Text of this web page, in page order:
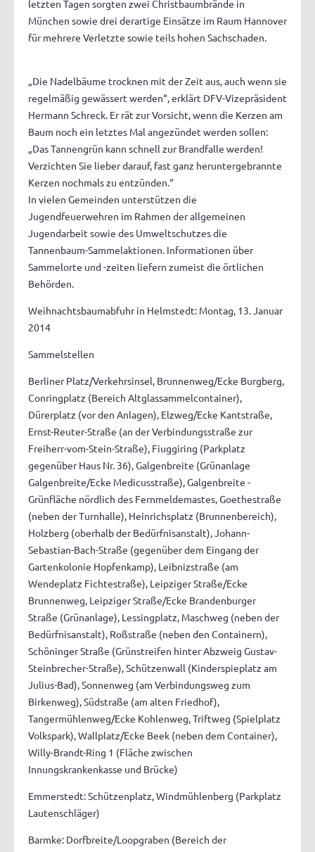
letzten Tagen sorgten zwei Christbaumbrände in
München sowie drei derartige Einsätze im Raum Hannover
für mehrere Verletzte sowie teils hohen Sachschaden.
„Die Nadelbäume trocknen mit der Zeit aus, auch wenn sie
regelmäßig gewässert werden“, erklärt DFV-Vizepräsident
Hermann Schreck. Er rät zur Vorsicht, wenn die Kerzen am
Baum noch ein letztes Mal angezündet werden sollen:
„Das Tannengrün kann schnell zur Brandfalle werden!
Verzichten Sie lieber darauf, fast ganz heruntergebrannte
Kerzen nochmals zu entzünden.“
In vielen Gemeinden unterstützen die
Jugendfeuerwehren im Rahmen der allgemeinen
Jugendarbeit sowie des Umweltschutzes die
Tannenbaum-Sammelaktionen. Informationen über
Sammelorte und -zeiten liefern zumeist die örtlichen
Behörden.
Weihnachtsbaumabfuhr in Helmstedt: Montag, 13. Januar
2014
Sammelstellen
Berliner Platz/Verkehrsinsel, Brunnenweg/Ecke Burgberg,
Conringplatz (Bereich Altglassammelcontainer),
Dürerplatz (vor den Anlagen), Elzweg/Ecke Kantstraße,
Ernst-Reuter-Straße (an der Verbindungsstraße zur
Freiherr-vom-Stein-Straße), Fiuggiring (Parkplatz
gegenüber Haus Nr. 36), Galgenbreite (Grünanlage
Galgenbreite/Ecke Medicusstraße), Galgenbreite -
Grünfläche nördlich des Fernmeldemastes, Goethestraße
(neben der Turnhalle), Heinrichsplatz (Brunnenbereich),
Holzberg (oberhalb der Bedürfnisanstalt), Johann-
Sebastian-Bach-Straße (gegenüber dem Eingang der
Gartenkolonie Hopfenkamp), Leibnizstraße (am
Wendeplatz Fichtestraße), Leipziger Straße/Ecke
Brunnenweg, Leipziger Straße/Ecke Brandenburger
Straße (Grünanlage), Lessingplatz, Maschweg (neben der
Bedürfnisanstalt), Roßstraße (neben den Containern),
Schöninger Straße (Grünstreifen hinter Abzweig Gustav-
Steinbrecher-Straße), Schützenwall (Kinderspieplatz am
Julius-Bad), Sonnenweg (am Verbindungsweg zum
Birkenweg), Südstraße (am alten Friedhof),
Tangermühlenweg/Ecke Kohlenweg, Triftweg (Spielplatz
Volkspark), Wallplatz/Ecke Beek (neben dem Container),
Willy-Brandt-Ring 1 (Fläche zwischen
Innungskrankenkasse und Brücke)
Emmerstedt: Schützenplatz, Windmühlenberg (Parkplatz
Lautenschläger)
Barmke: Dorfbreite/Loopgraben (Bereich der